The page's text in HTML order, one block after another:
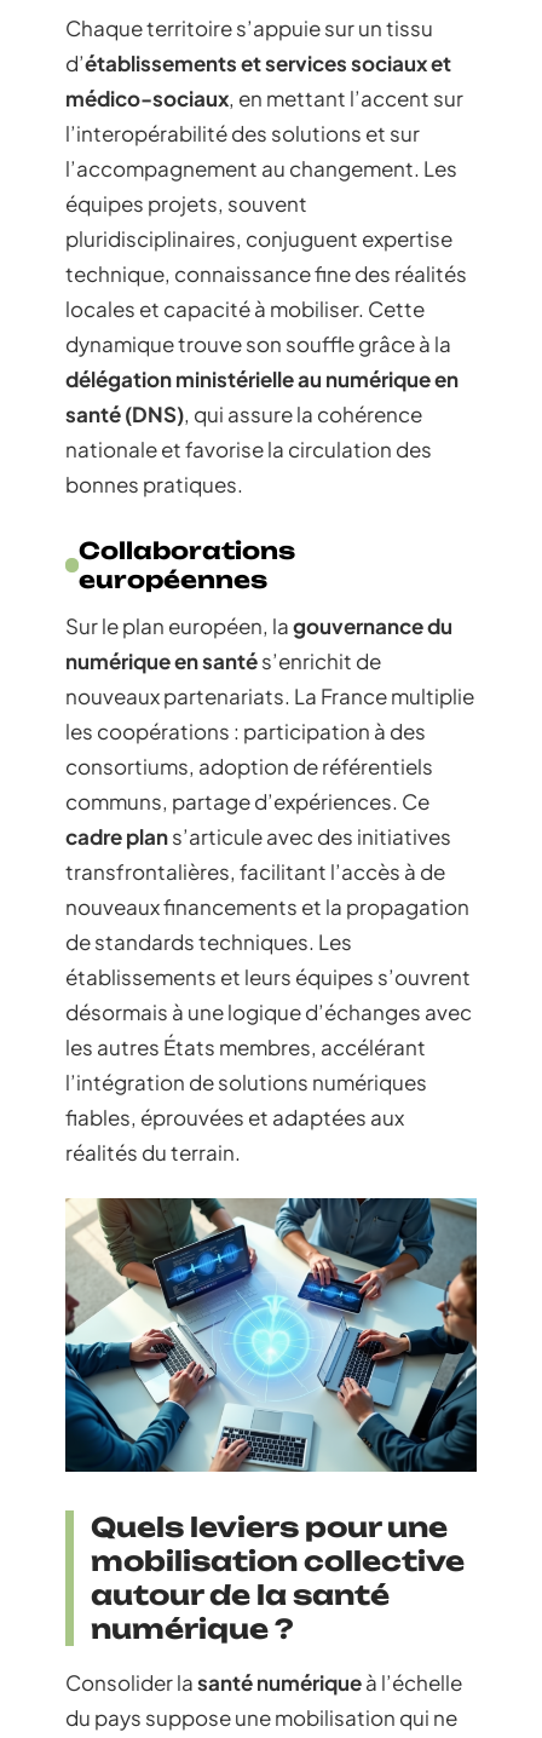
Chaque territoire s’appuie sur un tissu
d’établissements et services sociaux et
médico-sociaux, en mettant l’accent sur
l’interopérabilité des solutions et sur
l’accompagnement au changement. Les
équipes projets, souvent
pluridisciplinaires, conjuguent expertise
technique, connaissance fine des réalités
locales et capacité à mobiliser. Cette
dynamique trouve son souffle grâce à la
délégation ministérielle au numérique en
santé (DNS), qui assure la cohérence
nationale et favorise la circulation des
bonnes pratiques.
Collaborations
européennes
Sur le plan européen, lagouvernance du
numérique en santés’enrichit de
nouveaux partenariats. La France multiplie
les coopérations : participation à des
consortiums, adoption de référentiels
communs, partage d’expériences. Ce
cadre plans’articule avec des initiatives
transfrontalières, facilitant l’accès à de
nouveaux financements et la propagation
de standards techniques. Les
établissements et leurs équipes s’ouvrent
désormais à une logique d’échanges avec
les autres États membres, accélérant
l’intégration de solutions numériques
fiables, éprouvées et adaptées aux
réalités du terrain.
Quels leviers pour une
mobilisation collective
autour de la santé
numérique ?
Consolider lasanté numériqueà l’échelle
du pays suppose une mobilisation qui ne